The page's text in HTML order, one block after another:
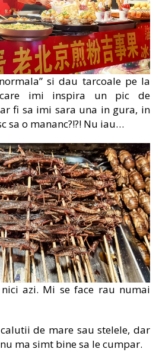
si dau tarcoale pe la
care imi inspira un pic de
fi sa imi sara una in gura, in
sa o mananc?!?! Nu iau…
azi. Mi se face rau numai
de mare sau stelele, dar
ma simt bine sa le cumpar.